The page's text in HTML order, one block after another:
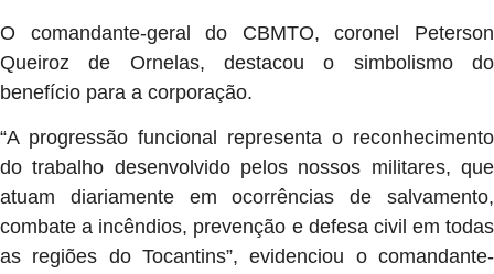
O comandante-geral do CBMTO, coronel Peterson
Queiroz de Ornelas, destacou o simbolismo do
benefício para a corporação.
“A progressão funcional representa o reconhecimento
do trabalho desenvolvido pelos nossos militares, que
atuam diariamente em ocorrências de salvamento,
combate a incêndios, prevenção e defesa civil em todas
as regiões do Tocantins”, evidenciou o comandante-